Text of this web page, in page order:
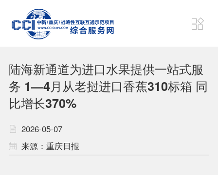
财经要闻
东盟资讯
陆海新通道为进口水果提供一站式服
务 1—4月从老挝进口香蕉310标箱 同
比增长370%
2026-05-07
来源：重庆日报